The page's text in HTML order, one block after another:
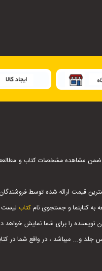
ضمن مشاهده مشخصات کتاب و مطالعه
قیمت ارائه شده توسط
به کتابنما و جستجوی نامکتاب لیست
را برای شما نمایش خواهد
جلد و... میباشد ، در واقع شما در